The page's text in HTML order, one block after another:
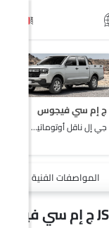
ج إم سي فيجوس
جي إل ناقل أوتوماتيكي دفع ثنائي يورو 4
المواصفات الفنية